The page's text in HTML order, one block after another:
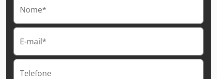
Nome*
E-mail*
Telefone